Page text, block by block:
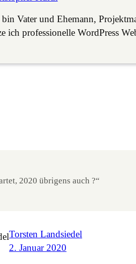
Vater und Ehemann,
ich professionelle WordPress
2020 übrigens auch ?“
Torsten Landsiedel
2. Januar 2020